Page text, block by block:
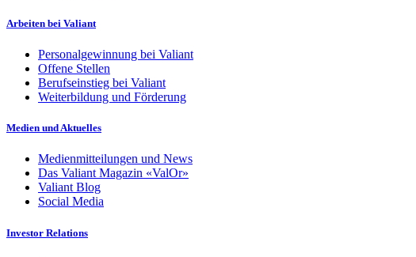
Arbeiten bei Valiant
Personalgewinnung bei Valiant
Offene Stellen
Berufseinstieg bei Valiant
Weiterbildung und Förderung
Medien und Aktuelles
Medienmitteilungen und News
Das Valiant Magazin «ValOr»
Valiant Blog
Social Media
Investor Relations